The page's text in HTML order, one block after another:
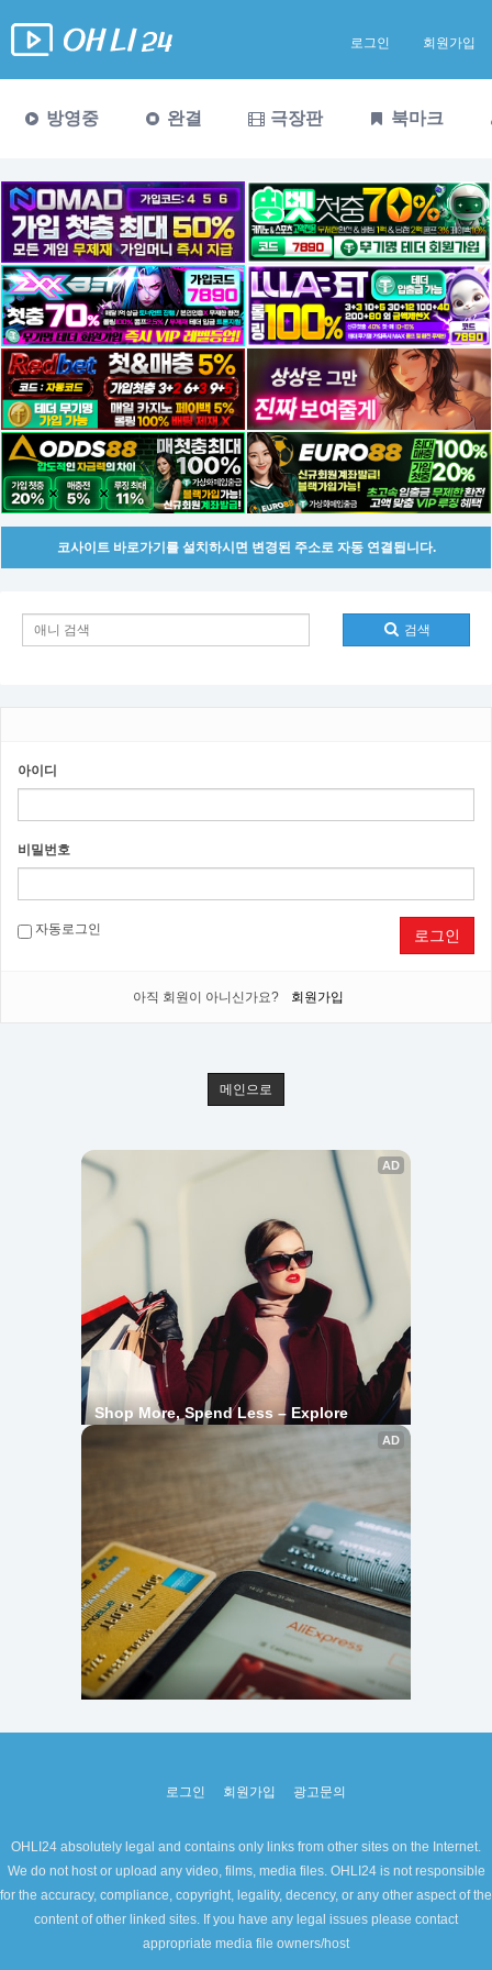
로그인 회원가입
방영중 완결 극장판 북마크
코사이트 바로가기를 설치하시면 변경된 주소로 자동 연결됩니다.
검색
아이디
비밀번호
자동로그인 로그인
아직 회원이 아니신가요? 회원가입
메인으로
로그인 회원가입 광고문의
OHLI24 absolutely legal and contains only links from other sites on the Internet.
We do not host or upload any video, films, media files. OHLI24 is not responsible
for the accuracy, compliance, copyright, legality, decency, or any other aspect of the
content of other linked sites. If you have any legal issues please contact
appropriate media file owners/host